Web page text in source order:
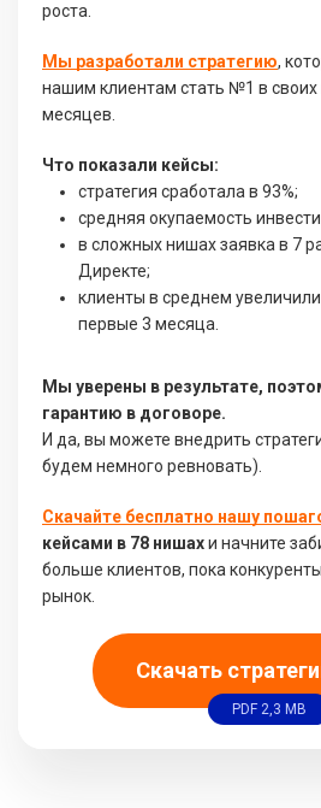
роста.
Мы разработали стратегию,
нашим клиентам стать №1 в своих
месяцев.
Что показали кейсы:
стратегия сработала в 93%;
средняя окупаемость
в сложных нишах заявка в 7
Директе;
клиенты в среднем
первые 3 месяца.
Мы уверены в результате,
гарантию в договоре.
И да, вы можете внедрить
будем немного ревновать).
Скачайте бесплатно нашу
кейсами в 78 нишахи начните
больше клиентов, пока
рынок.
Скачать
PDF 2,3 MB